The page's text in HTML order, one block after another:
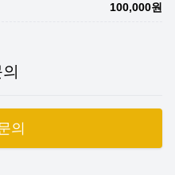
100,000원
의